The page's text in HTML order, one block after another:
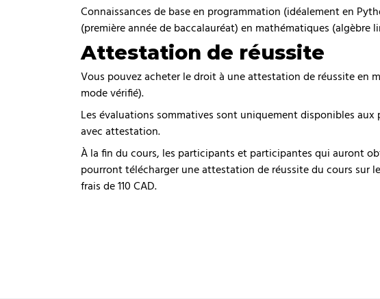
Connaissances de base en programmation (idéalement en
(première année de baccalauréat) en mathématiques (algèbre
Attestation de réussite
Vous pouvez acheter le droit à une attestation de réussite en
mode vérifié).
Les évaluations sommatives sont uniquement disponibles
avec attestation.
À la fin du cours, les participants et participantes qui auront
pourront télécharger une attestation de réussite du cours sur
frais de 110 CAD.